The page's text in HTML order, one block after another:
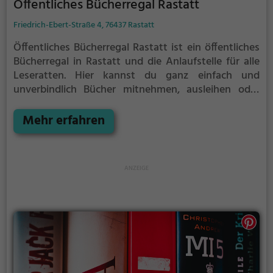
Öffentliches Bücherregal Rastatt
Friedrich-Ebert-Straße 4, 76437 Rastatt
Öffentliches Bücherregal Rastatt ist ein öffentliches
Bücherregal in Rastatt und die Anlaufstelle für alle
Leseratten. Hier kannst du ganz einfach und
unverbindlich Bücher mitnehmen, ausleihen oder
Bücherregale leben - es gibt kein festes Sortiment,
der Bestand wechselt täglich.
Mehr erfahren